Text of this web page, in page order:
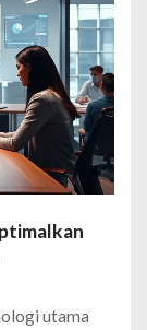
utama